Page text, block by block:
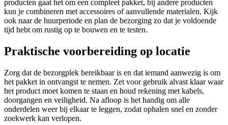
producten gaat het om een compleet pakket, bij andere producten
kun je combineren met accessoires of aanvullende materialen. Kijk
ook naar de huurperiode en plan de bezorging zo dat je voldoende
tijd hebt om rustig op te bouwen en te testen.
Praktische voorbereiding op locatie
Zorg dat de bezorgplek bereikbaar is en dat iemand aanwezig is om
het pakket in ontvangst te nemen. Zet voor gebruik alvast klaar waar
het product moet komen te staan en houd rekening met kabels,
doorgangen en veiligheid. Na afloop is het handig om alle
onderdelen weer bij elkaar te leggen, zodat ophalen snel en zonder
zoekwerk kan verlopen.